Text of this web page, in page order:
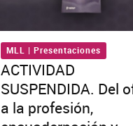
MLL | Presentaciones
ACTIVIDAD
SUSPENDIDA. Del
a la profesión,